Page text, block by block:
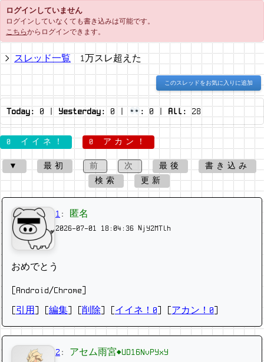
ログインしていません
ログインしていなくても書き込みは可能です。
こちらからログインできます。
スレッド一覧 1万スレ超えた
このスレッドをお気に入りに追加
Today: 0 | Yesterday:0 | : 0 | All: 28
0 イイネ！ 0 アカン！
▼ 最初 前 次 最後
書き込み
検索
更新
1 : 匿名
2026-07-01 18:04:36 NjY2MTlh
おめでとう
[Android/Chrome]
引用 編集 削除 イイネ！0 アカン！0
2 : アセム雨宮◆UD16NvPYxY